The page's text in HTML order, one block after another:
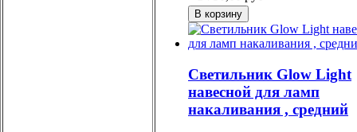
Светильник Glow Light
навесной для ламп
накаливания , средний